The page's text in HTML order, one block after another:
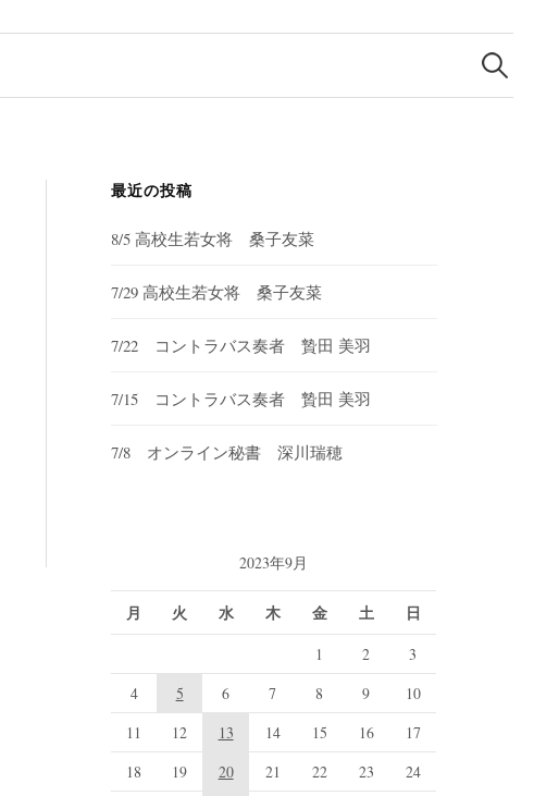
検
索:
最近の投稿
8/5 高校生若女将 桑子友菜
7/29 高校生若女将 桑子友菜
7/22 コントラバス奏者 贄田 美羽
7/15 コントラバス奏者 贄田 美羽
7/8 オンライン秘書 深川瑞穂
2023年9月
月 火 水 木 金 土 日
1 2
3
4
5 6 7 8 9
10
11
12 13 14 15 16
17
18
19 20 21 22 23
24